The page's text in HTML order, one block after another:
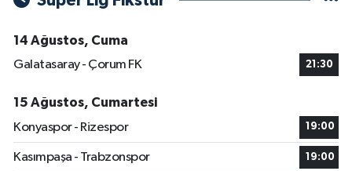
14 Ağustos, Cuma
Galatasaray - Çorum FK
21:30
15 Ağustos, Cumartesi
Konyaspor - Rizespor
19:00
Kasımpaşa - Trabzonspor 19:00